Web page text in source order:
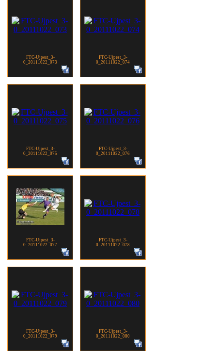
FTC-Ujpest_3-
0_20111022_073
FTC-Ujpest_3-
0_20111022_074
FTC-Ujpest_3-
0_20111022_075
FTC-Ujpest_3-
0_20111022_076
FTC-Ujpest_3-
0_20111022_077
FTC-Ujpest_3-
0_20111022_078
FTC-Ujpest_3-
0_20111022_079
FTC-Ujpest_3-
0_20111022_080